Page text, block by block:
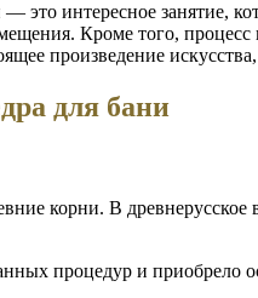
это интересное занятие,
Кроме того, процесс
произведение
для бани
корни. В
процедур и приобрело